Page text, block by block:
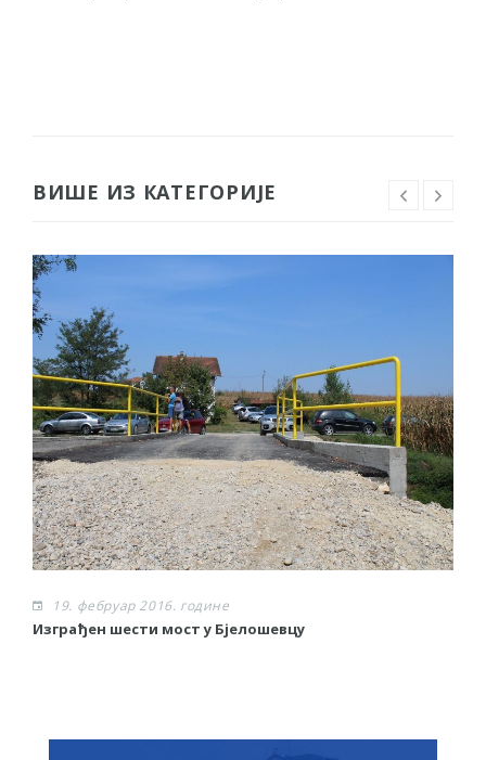
ВИШЕ ИЗ КАТЕГОРИЈЕ
19. фебруар 2016. године
Изграђен шести мост у Бјелошевцу